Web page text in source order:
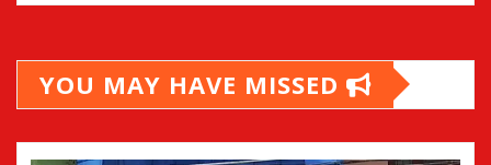
YOU MAY HAVE MISSED